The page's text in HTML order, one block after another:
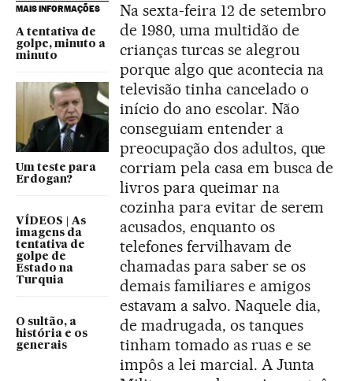
MAIS INFORMAÇÕES
A tentativa de
golpe, minuto a
minuto
Um teste para
Erdogan?
VÍDEOS | As
imagens da
tentativa de
golpe de
Estado na
Turquia
O sultão, a
história e os
generais
Na sexta-feira 12 de setembro
de 1980, uma multidão de
crianças turcas se alegrou
porque algo que acontecia na
televisão tinha cancelado o
início do ano escolar. Não
conseguiam entender a
preocupação dos adultos, que
corriam pela casa em busca de
livros para queimar na
cozinha para evitar de serem
acusados, enquanto os
telefones fervilhavam de
chamadas para saber se os
demais familiares e amigos
estavam a salvo. Naquele dia,
de madrugada, os tanques
tinham tomado as ruas e se
impôs a lei marcial. A Junta